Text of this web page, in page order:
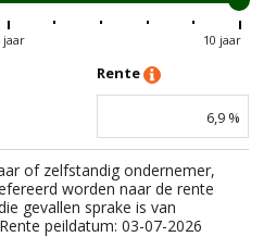
jaar 10 jaar
Rente
6,9 %
of zelfstandig ondernemer,
worden naar de rente
gevallen sprake is van
peildatum: 03-07-2026